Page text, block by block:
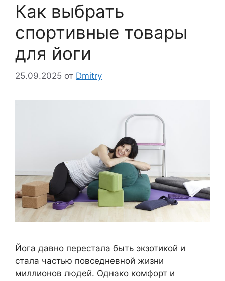
Как выбрать
спортивные товары
для йоги
25.09.2025 от Dmitry
Йога давно перестала быть экзотикой и
стала частью повседневной жизни
миллионов людей. Однако комфорт и